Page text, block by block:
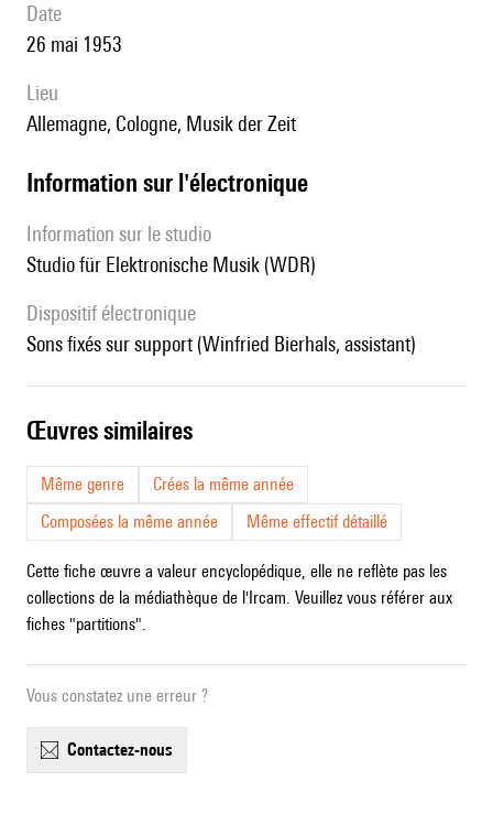
date
26 mai 1953
lieu
Allemagne, Cologne, Musik der Zeit
Information sur l'électronique
Information sur le studio
Studio für Elektronische Musik (WDR)
Dispositif électronique
sons fixés sur support (Winfried Bierhals, assistant)
œuvres similaires
Même genre
Crées la même année
Composées la même année
Même effectif détaillé
Cette fiche œuvre a valeur encyclopédique, elle ne reflète pas les
collections de la médiathèque de l'Ircam. Veuillez vous référer aux
fiches "partitions".
Vous constatez une erreur ?
contactez-nous